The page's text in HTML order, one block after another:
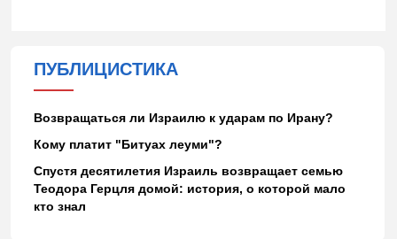
ПУБЛИЦИСТИКА
Возвращаться ли Израилю к ударам по Ирану?
Кому платит "Битуах леуми"?
Спустя десятилетия Израиль возвращает семью
Теодора Герцля домой: история, о которой мало
кто знал